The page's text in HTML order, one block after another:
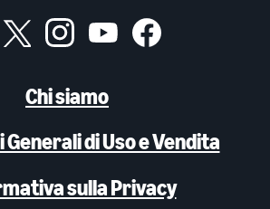
Chi siamo
Generali di Uso e Vendita
sulla Privacy